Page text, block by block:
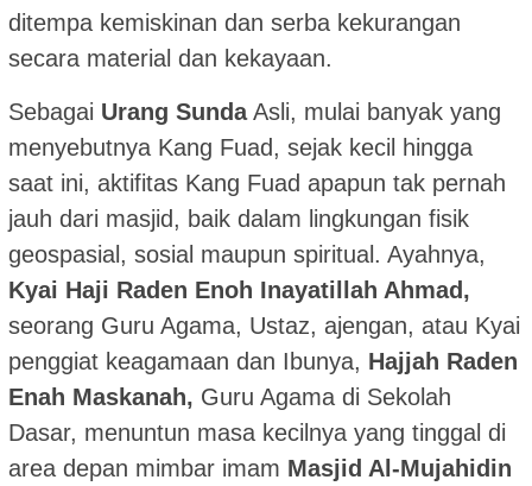
ditempa kemiskinan dan serba kekurangan
secara material dan kekayaan.
Sebagai Urang SundaAsli, mulai banyak yang
menyebutnya Kang Fuad, sejak kecil hingga
saat ini, aktifitas Kang Fuad apapun tak pernah
jauh dari masjid, baik dalam lingkungan fisik
geospasial, sosial maupun spiritual. Ayahnya,
Kyai Haji Raden Enoh Inayatillah Ahmad,
seorang Guru Agama, Ustaz, ajengan, atau Kyai
penggiat keagamaan dan Ibunya, Hajjah Raden
Enah Maskanah, Guru Agama di Sekolah
Dasar, menuntun masa kecilnya yang tinggal di
area depan mimbar imam Masjid Al-Mujahidin